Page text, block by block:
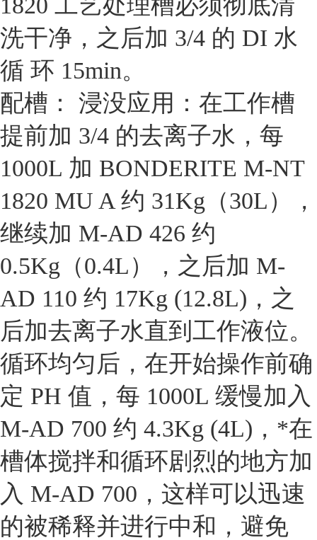
1820 工艺处理槽必须彻底清
洗干净，之后加 3/4 的 DI 水
循 环 15min。
配槽： 浸没应用：在工作槽
提前加 3/4 的去离子水，每
1000L 加 BONDERITE M-NT
1820 MU A 约 31Kg（30L），
继续加 M-AD 426 约
0.5Kg（0.4L），之后加 M-
AD 110 约 17Kg (12.8L)，之
后加去离子水直到工作液位。
循环均匀后，在开始操作前确
定 PH 值，每 1000L 缓慢加入
M-AD 700 约 4.3Kg (4L)，*在
槽体搅拌和循环剧烈的地方加
入 M-AD 700，这样可以迅速
的被稀释并进行中和，避免